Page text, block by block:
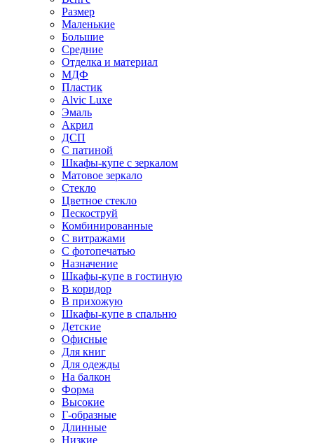
Размер
Маленькие
Большие
Средние
Отделка и материал
МДФ
Пластик
Alvic Luxe
Эмаль
Акрил
ДСП
С патиной
Шкафы-купе с зеркалом
Матовое зеркало
Стекло
Цветное стекло
Пескоструй
Комбинированные
С витражами
С фотопечатью
Назначение
Шкафы-купе в гостиную
В коридор
В прихожую
Шкафы-купе в спальню
Детские
Офисные
Для книг
Для одежды
На балкон
Форма
Высокие
Г-образные
Длинные
Низкие